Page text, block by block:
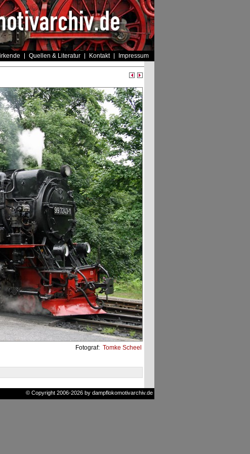
Quellen & Literatur Kontakt Impressum
Fotograf: Tomke Scheel
© Copyright 2006-2026 by dampflokomotivarchiv.de